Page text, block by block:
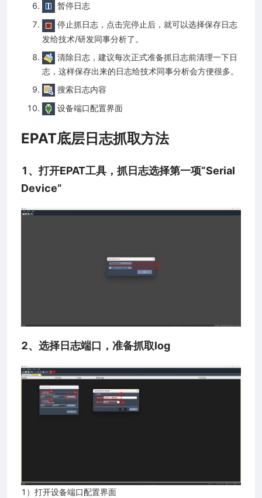
暂停日志
停止抓日志，点击完停止后，就可以选择保存日志
发给技术/研发同事分析了。
清除日志，建议每次正式准备抓日志前清理一下日
志，这样保存出来的日志给技术同事分析会方便很多。
搜索日志内容
设备端口配置界面
EPAT底层日志抓取方法
1、打开EPAT工具，抓日志选择第一项“Serial
Device”
2、选择日志端口，准备抓取log
1）打开设备端口配置界面